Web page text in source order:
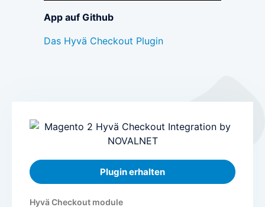
Globale Auszahlungen mit komplexen Zahlungsströmen
PSP-/Anbieter‑agnostisches Modell
BaFin-konforme Zahlungslösungen für Cashback
BaFin-konforme Zahlungslösungen für Zeitarbeit
Anrufen und Bezahlen
App auf Github
Das Hyvä Checkout Plugin
Plugin erhalten
Hyvä Checkout module